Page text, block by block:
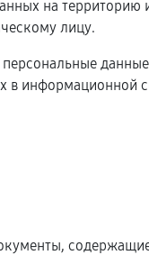
на территорию
лицу.
в информационной